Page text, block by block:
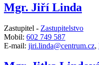
Mgr. Jiří Linda
Zastupitel - Zastupitelstvo
Mobil: 602 749 587
E-mail: jiri.linda@centrum.cz,